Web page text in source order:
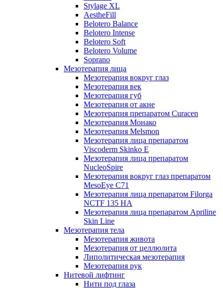
Stylage XL
AestheFill
Belotero Balance
Belotero Intense
Belotero Soft
Belotero Volume
Soprano
Мезотерапия лица
Мезотерапия вокруг глаз
Мезотерапия век
Мезотерапия губ
Мезотерапия от акне
Мезотерапия препаратом Curacen
Мезотерапия Монако
Мезотерапия Melsmon
Мезотерапия лица препаратом
Viscoderm Skinko E
Мезотерапия лица препаратом
NucleoSpire
Мезотерапия вокруг глаз препаратом
MesoEye С71
Мезотерапия лица препаратом Filorga
NCTF 135 HA
Мезотерапия лица препаратом Apriline
Skin Line
Мезотерапия тела
Мезотерапия живота
Мезотерапия от целлюлита
Липолитическая мезотерапия
Мезотерапия рук
Нитевой лифтинг
Нити под глаза